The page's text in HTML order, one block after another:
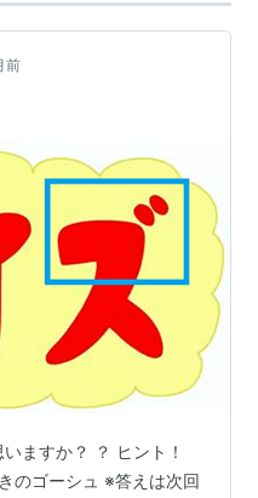
化している。
前
ますか？ ？ ヒント！
のゴーシュ ※答えは次回